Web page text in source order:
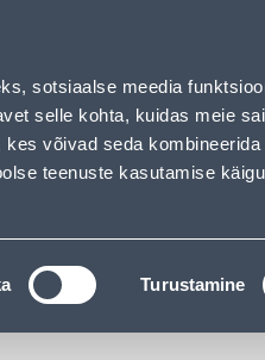
sotsiaalse meedia
selle kohta, kuidas meie
võivad seda kombineerida
teenuste kasutamise
Turustamine
TÖÖRIISTALAENUTUS